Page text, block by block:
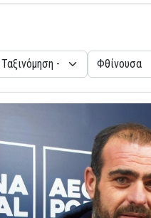
Ταξινόμηση -
Κατεύθυνση -